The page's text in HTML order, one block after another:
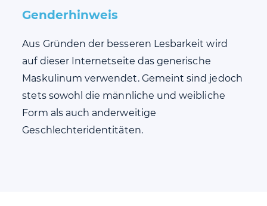
Genderhinweis
Aus Gründen der besseren Lesbarkeit wird
auf dieser Internetseite das generische
Maskulinum verwendet. Gemeint sind jedoch
stets sowohl die männliche und weibliche
Form als auch anderweitige
Geschlechteridentitäten.